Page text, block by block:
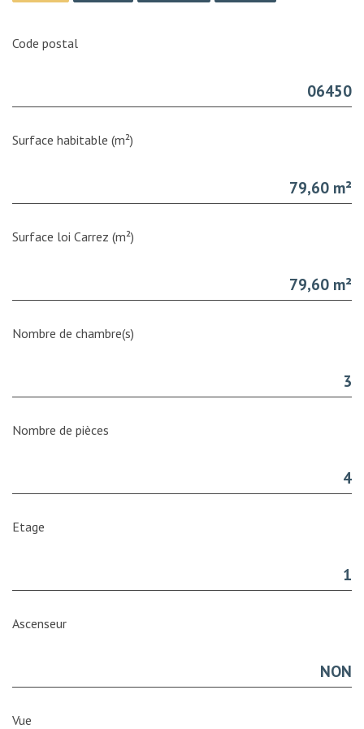
Code postal
06450
Surface habitable (m²)
79,60 m²
Surface loi Carrez (m²)
79,60 m²
Nombre de chambre(s)
3
Nombre de pièces
4
Etage
1
Ascenseur
NON
Vue